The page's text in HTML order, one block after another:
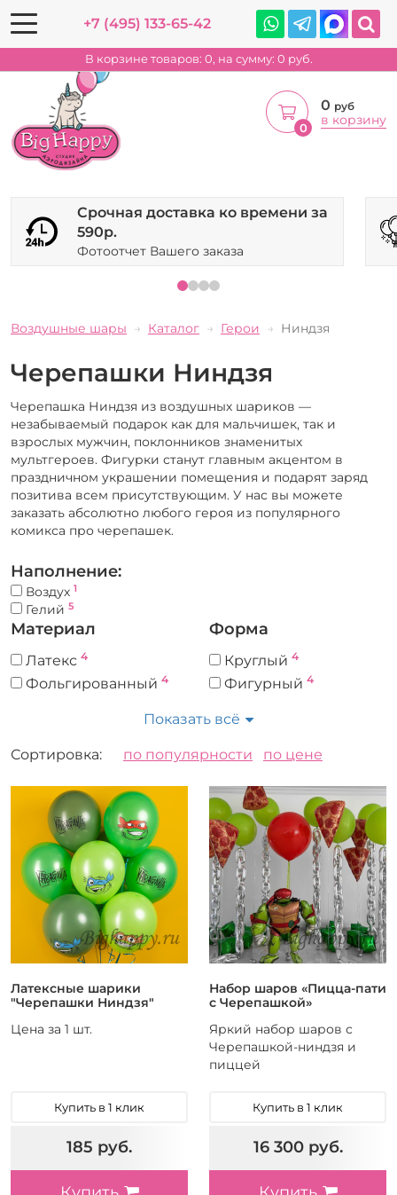
+7 (495) 133-65-42
В корзине товаров: 0, на сумму: 0 руб.
0
0 руб
в корзину
Срочная доставка ко времени за
590р.
Фотоотчет Вашего заказа
Воздушные шары Каталог Герои Ниндзя
Черепашки Ниндзя
Черепашка Ниндзя из воздушных шариков —
незабываемый подарок как для мальчишек, так и
взрослых мужчин, поклонников знаменитых
мультгероев. Фигурки станут главным акцентом в
праздничном украшении помещения и подарят заряд
позитива всем присутствующим. У нас вы можете
заказать абсолютно любого героя из популярного
комикса про черепашек.
Наполнение:
Воздух 1
Гелий 5
Материал
Латекс 4
Фольгированный 4
Форма
Круглый 4
Фигурный 4
Показать всё
Сортировка: по популярности по цене
Латексные шарики
"Черепашки Ниндзя"
Цена за 1 шт.
Купить в 1 клик
185 руб.
Набор шаров «Пицца-пати
с Черепашкой»
Яркий набор шаров с
Черепашкой-ниндзя и
пиццей
Купить в 1 клик
16 300 руб.